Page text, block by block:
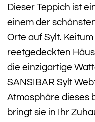
Dieser Teppich ist
einem der
Orte auf Sylt.
reetgedeckten
die einzigartige
SANSIBAR Sylt
Atmosphäre dieses
bringt sie in Ihr